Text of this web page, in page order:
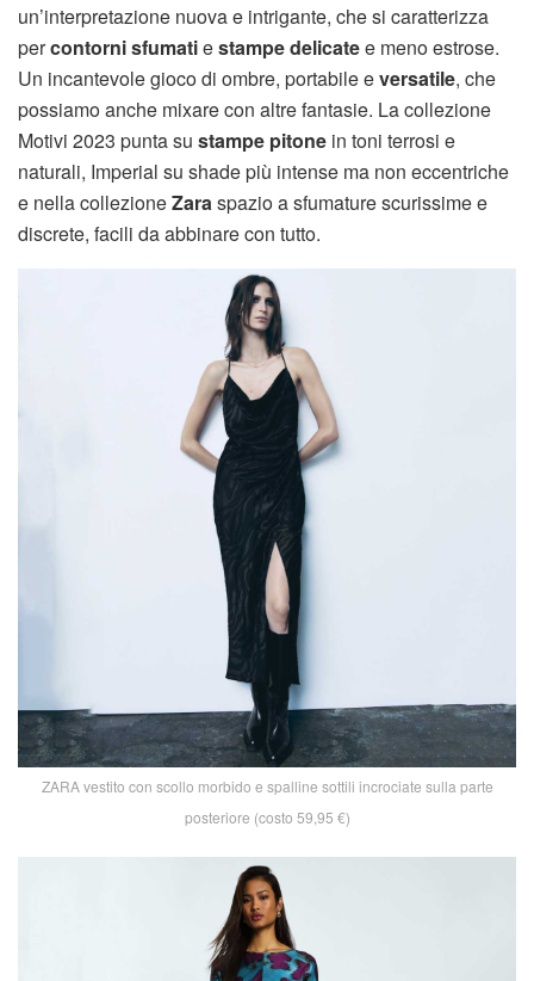
un’interpretazione nuova e intrigante, che si caratterizza
percontorni sfumatiestampe delicatee meno estrose.
Un incantevole gioco di ombre, portabile eversatile, che
possiamo anche mixare con altre fantasie. La collezione
Motivi 2023 punta su stampe pitone in toni terrosi e
naturali, Imperial su shade più intense ma non eccentriche
e nella collezioneZaraspazio a sfumature scurissime e
discrete, facili da abbinare con tutto.
ZARA vestito con scollo morbido e spalline sottili incrociate sulla parte
posteriore (costo 59,95 €)